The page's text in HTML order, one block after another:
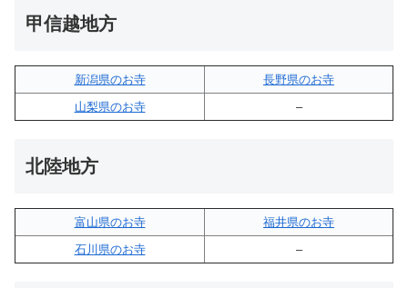
甲信越地方
新潟県のお寺
長野県のお寺
山梨県のお寺
–
北陸地方
富山県のお寺
福井県のお寺
石川県のお寺
–